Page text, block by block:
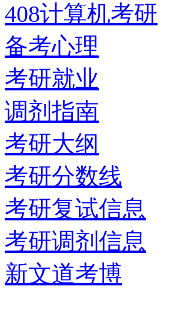
408计算机考研
备考心理
考研就业
调剂指南
考研大纲
考研分数线
考研复试信息
考研调剂信息
新文道考博